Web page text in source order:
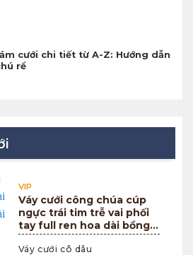
cưới chi tiết từ A-Z: Hướng dẫn
rể
VIP
Váy cưới công chúa cúp
ngực trái tim trễ vai phối
tay full ren hoa dài bồng
xòe
Váy cưới cô dâu